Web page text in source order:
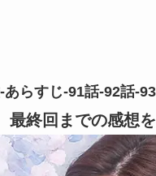
らすじ-91話-92話-
最終回までの感想